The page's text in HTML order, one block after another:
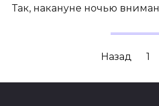
Так, накануне ночью
Назад 1